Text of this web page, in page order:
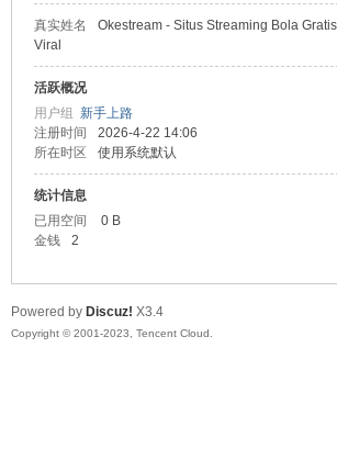
uz!
真实姓名
Okestream - Situs Streaming Bola Gratis
Viral
活跃概况
用户组 新手上路
注册时间
2026-4-22 14:06
所在时区
使用系统默认
统计信息
已用空间
0 B
金钱
2
Powered by Discuz! X3.4
Copyright © 2001-2023, Tencent Cloud.